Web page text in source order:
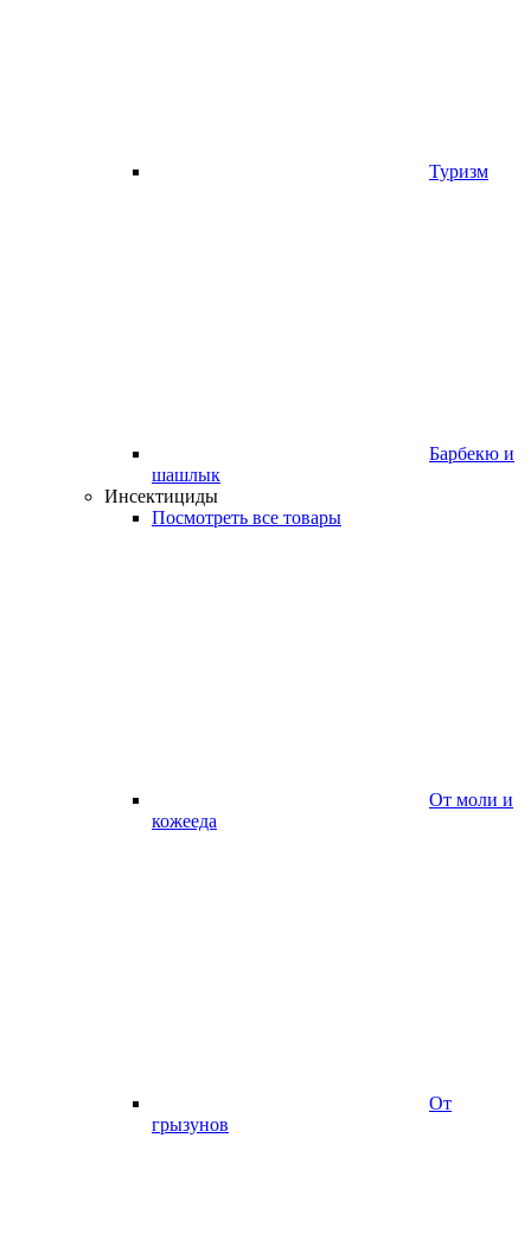
Туризм
Барбекю и
шашлык
Инсектициды
Посмотреть все товары
От моли и
кожееда
От
грызунов